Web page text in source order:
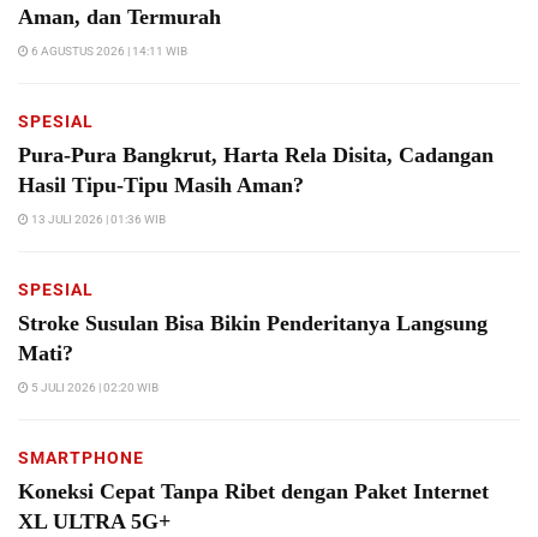
Aman, dan Termurah
6 AGUSTUS 2026 | 14:11 WIB
SPESIAL
Pura-Pura Bangkrut, Harta Rela Disita, Cadangan
Hasil Tipu-Tipu Masih Aman?
13 JULI 2026 | 01:36 WIB
SPESIAL
Stroke Susulan Bisa Bikin Penderitanya Langsung
Mati?
5 JULI 2026 | 02:20 WIB
SMARTPHONE
Koneksi Cepat Tanpa Ribet dengan Paket Internet
XL ULTRA 5G+